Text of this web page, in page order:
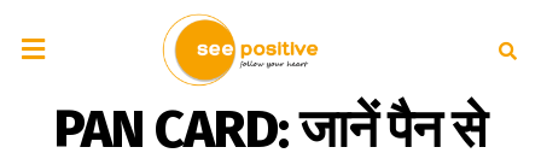
PAN CARD: जानें पैन से